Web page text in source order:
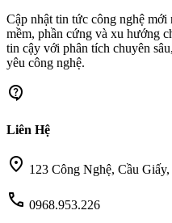
Cập nhật tin tức công nghệ
mềm, phần cứng và xu hướng
tin cậy với phân tích chuyên
yêu công nghệ.
contact_support
Liên Hệ
location_on 123 Công Nghệ, Cầu
call 0968.953.226